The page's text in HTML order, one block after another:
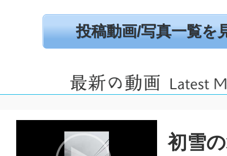
投稿動画/写真一覧を
初雪